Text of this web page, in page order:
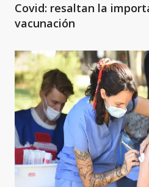
Covid: resaltan la
vacunación